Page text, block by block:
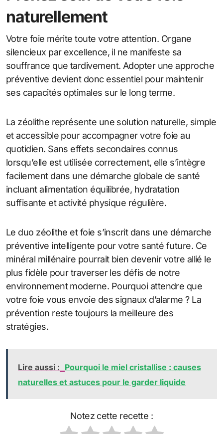
naturellement
Votre foie mérite toute votre attention. Organe
silencieux par excellence, il ne manifeste sa
souffrance que tardivement. Adopter une approche
préventive devient donc essentiel pour maintenir
ses capacités optimales sur le long terme.
La zéolithe représente une solution naturelle, simple
et accessible pour accompagner votre foie au
quotidien. Sans effets secondaires connus
lorsqu’elle est utilisée correctement, elle s’intègre
facilement dans une démarche globale de santé
incluant alimentation équilibrée, hydratation
suffisante et activité physique régulière.
Le duo zéolithe et foie s’inscrit dans une démarche
préventive intelligente pour votre santé future. Ce
minéral millénaire pourrait bien devenir votre allié le
plus fidèle pour traverser les défis de notre
environnement moderne. Pourquoi attendre que
votre foie vous envoie des signaux d’alarme ? La
prévention reste toujours la meilleure des
stratégies.
Lire aussi : Pourquoi le miel cristallise : causes
naturelles et astuces pour le garder liquide
Notez cette recette :